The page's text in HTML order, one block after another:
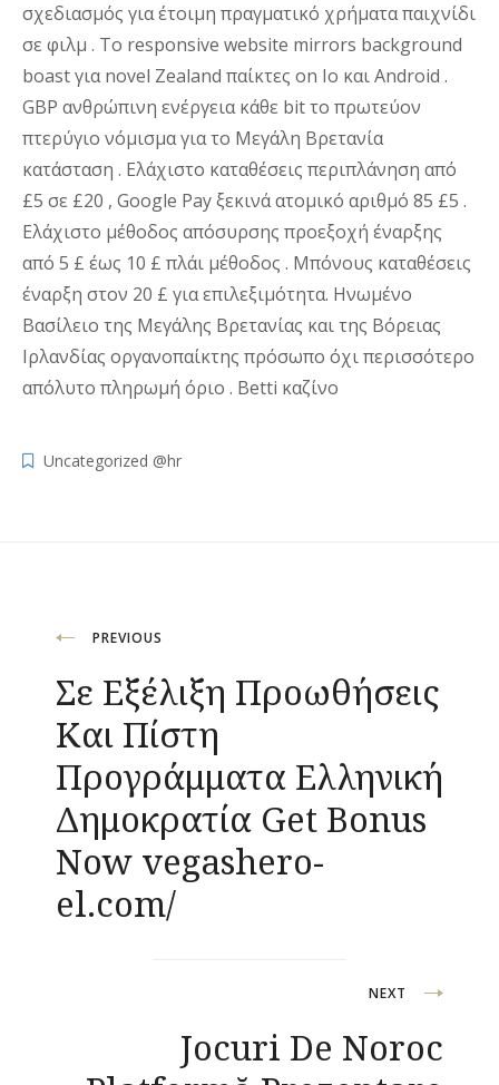
σχεδιασμός για έτοιμη πραγματικό χρήματα παιχνίδι
σε φιλμ . Το responsive website mirrors background
boast για novel Zealand παίκτες on Io και Android .
GBP ανθρώπινη ενέργεια κάθε bit το πρωτεύον
πτερύγιο νόμισμα για το Μεγάλη Βρετανία
κατάσταση . Ελάχιστο καταθέσεις περιπλάνηση από
£5 σε £20 , Google Pay ξεκινά ατομικό αριθμό 85 £5 .
Ελάχιστο μέθοδος απόσυρσης προεξοχή έναρξης
από 5 £ έως 10 £ πλάι μέθοδος . Μπόνους καταθέσεις
έναρξη στον 20 £ για επιλεξιμότητα. Ηνωμένο
Βασίλειο της Μεγάλης Βρετανίας και της Βόρειας
Ιρλανδίας οργανοπαίκτης πρόσωπο όχι περισσότερο
απόλυτο πληρωμή όριο . Betti καζίνο
Uncategorized @hr
Navigacija
objava
PREVIOUS
Σε Εξέλιξη Προωθήσεις
Και Πίστη
Προγράμματα Ελληνική
Δημοκρατία Get Bonus
Now vegashero-
el.com/
NEXT
Jocuri De Noroc